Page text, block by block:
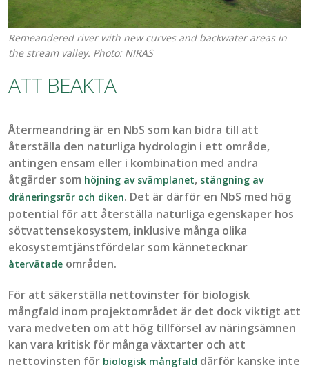
Remeandered river with new curves and backwater areas in
the stream valley. Photo: NIRAS
ATT BEAKTA
Återmeandring är en NbS som kan bidra till att
återställa den naturliga hydrologin i ett område,
antingen ensam eller i kombination med andra
åtgärder som höjning av svämplanet, stängning av
dräneringsrör och diken. Det är därför en NbS med hög
potential för att återställa naturliga egenskaper hos
sötvattensekosystem, inklusive många olika
ekosystemtjänstfördelar som kännetecknar
återvätade områden.
För att säkerställa nettovinster för biologisk
mångfald inom projektområdet är det dock viktigt att
vara medveten om att hög tillförsel av näringsämnen
kan vara kritisk för många växtarter och att
nettovinsten för biologisk mångfald därför kanske inte